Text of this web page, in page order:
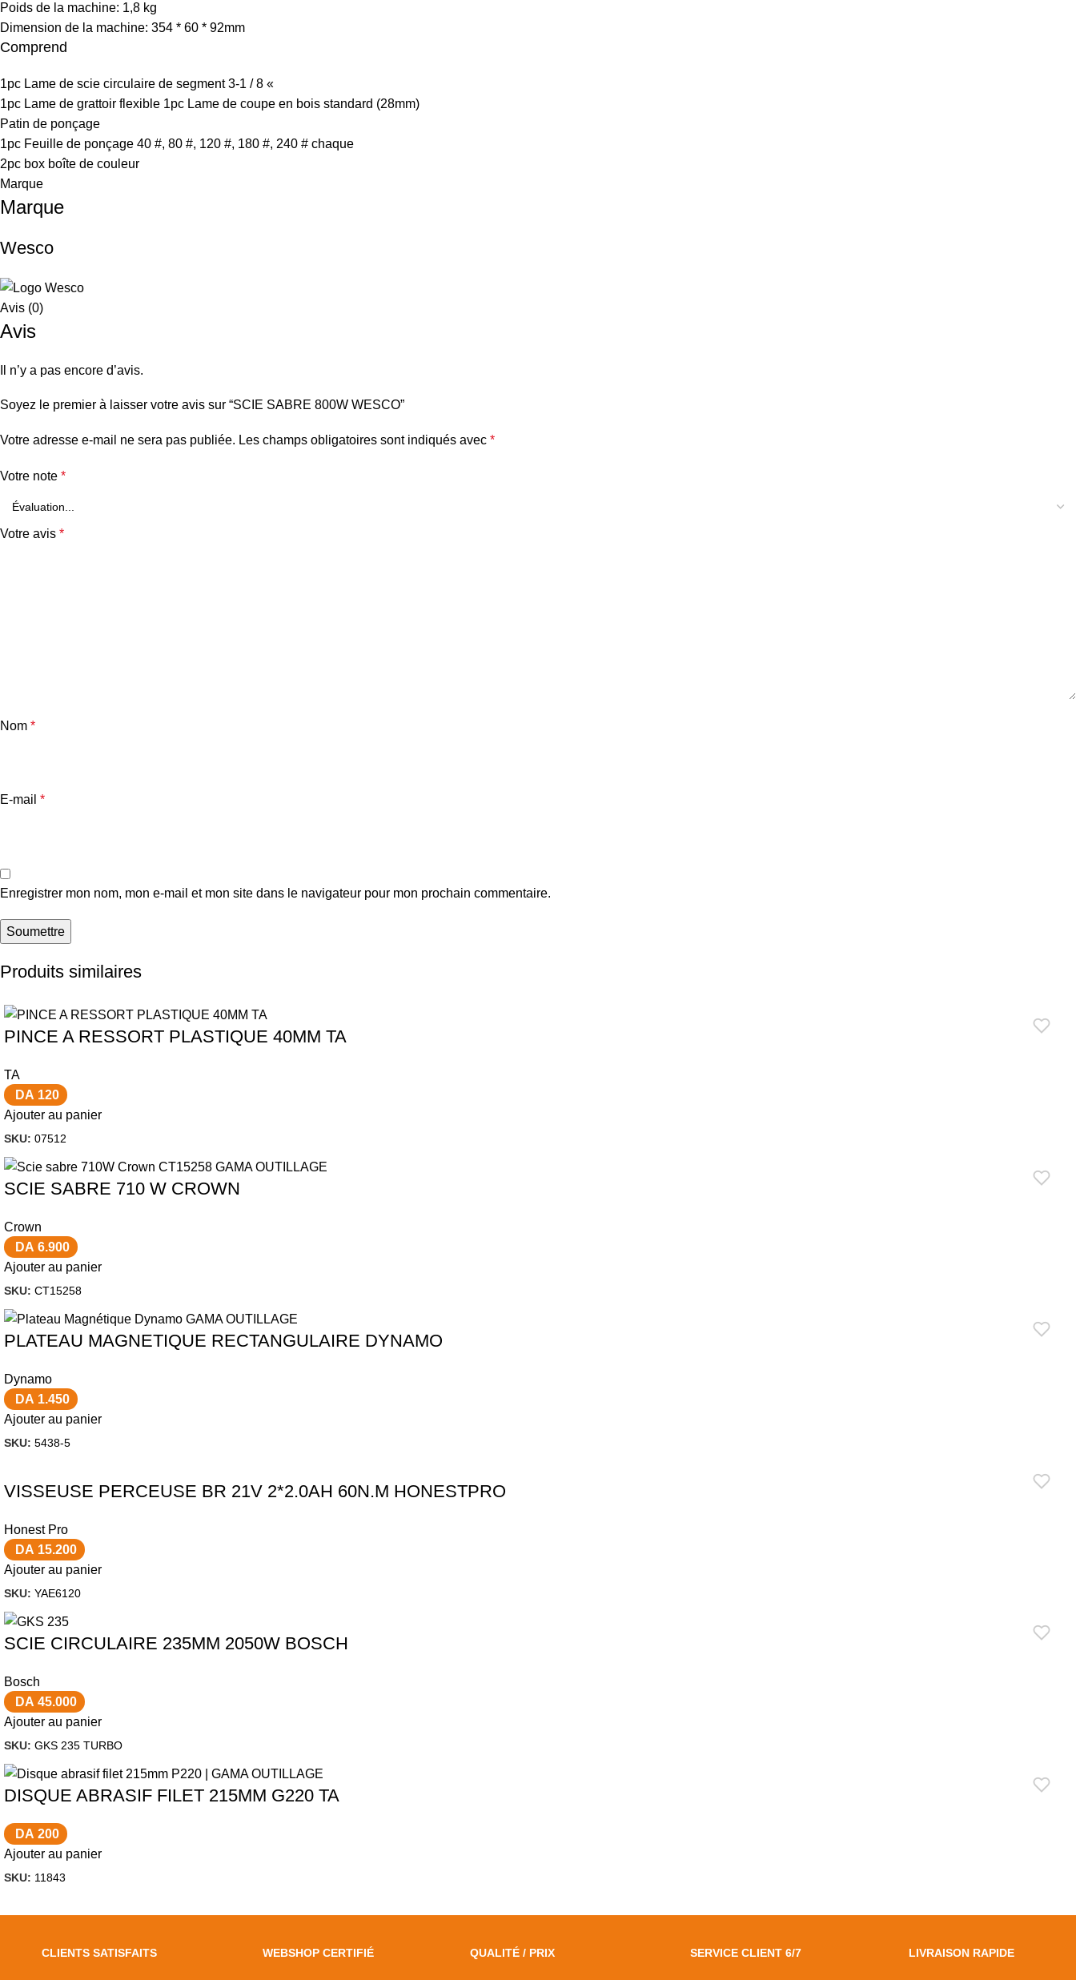
Poids de la machine: 1,8 kg
Dimension de la machine: 354 * 60 * 92mm
Comprend
1pc Lame de scie circulaire de segment 3-1 / 8 «
1pc Lame de grattoir flexible 1pc Lame de coupe en bois standard (28mm)
Patin de ponçage
1pc Feuille de ponçage 40 #, 80 #, 120 #, 180 #, 240 # chaque
2pc box boîte de couleur
Marque
Marque
Wesco
Avis (0)
Avis
Il n’y a pas encore d’avis.
Soyez le premier à laisser votre avis sur “SCIE SABRE 800W WESCO”
Votre adresse e-mail ne sera pas publiée. Les champs obligatoires sont indiqués avec *
Votre note *
Votre avis *
Nom *
E-mail *
Enregistrer mon nom, mon e-mail et mon site dans le navigateur pour mon prochain commentaire.
Produits similaires
PINCE A RESSORT PLASTIQUE 40MM TA
TA
DA 120
Ajouter au panier
SKU: 07512
SCIE SABRE 710 W CROWN
Crown
DA 6.900
Ajouter au panier
SKU: CT15258
PLATEAU MAGNETIQUE RECTANGULAIRE DYNAMO
Dynamo
DA 1.450
Ajouter au panier
SKU: 5438-5
VISSEUSE PERCEUSE BR 21V 2*2.0AH 60N.M HONESTPRO
Honest Pro
DA 15.200
Ajouter au panier
SKU: YAE6120
SCIE CIRCULAIRE 235MM 2050W BOSCH
Bosch
DA 45.000
Ajouter au panier
SKU: GKS 235 TURBO
DISQUE ABRASIF FILET 215MM G220 TA
DA 200
Ajouter au panier
SKU: 11843
CLIENTS SATISFAITS WEBSHOP CERTIFIÉ QUALITÉ / PRIX SERVICE CLIENT 6/7 LIVRAISON RAPIDE